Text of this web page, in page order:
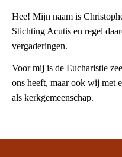
Hee! Mijn naam is
Stichting Acutis en regel
vergaderingen.
​Voor mij is de Eucharistie
ons heeft, maar ook wij met
als kerkgemeenschap.